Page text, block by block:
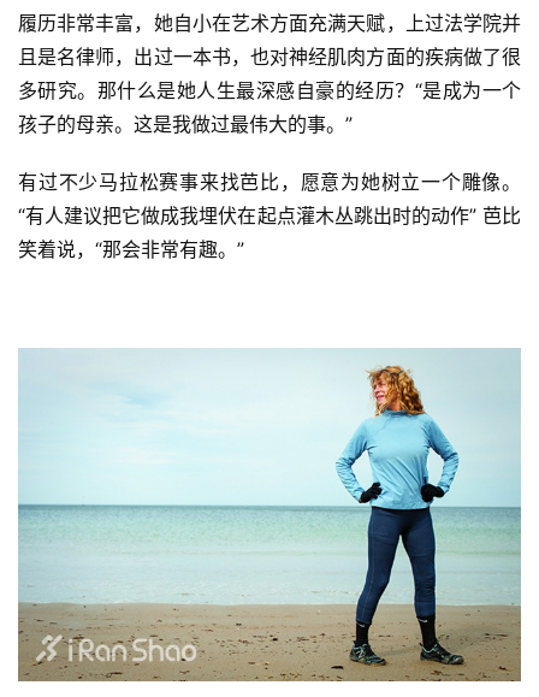
履历非常丰富，她自小在艺术方面充满天赋，上过法学院并
且是名律师，出过一本书，也对神经肌肉方面的疾病做了很
多研究。那什么是她人生最深感自豪的经历？“是成为一个
孩子的母亲。这是我做过最伟大的事。”
有过不少马拉松赛事来找芭比，愿意为她树立一个雕像。
“有人建议把它做成我埋伏在起点灌木丛跳出时的动作” 芭比
笑着说，“那会非常有趣。”